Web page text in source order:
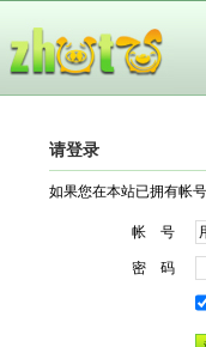
请登录
如果您在本站已拥有帐
帐 号
密 码